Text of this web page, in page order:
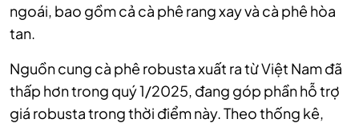
ngoái, bao gồm cả cà phê rang xay và cà phê hòa
tan.
Nguồn cung cà phê robusta xuất ra từ Việt Nam đã
thấp hơn trong quý 1/2025, đang góp phần hỗ trợ
giá robusta trong thời điểm này. Theo thống kê,